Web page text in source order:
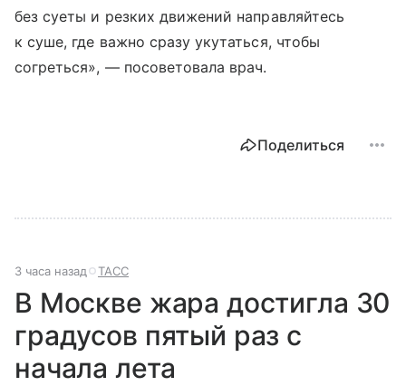
без суеты и резких движений направляйтесь
к суше, где важно сразу укутаться, чтобы
согреться», — посоветовала врач.
Поделиться
3 часа назад ТАСС
В Москве жара достигла 30
градусов пятый раз с
начала лета